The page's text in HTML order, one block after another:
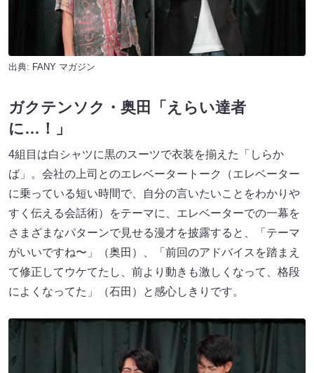
出典: FANY マガジン
ガクテンソク・奥田「えらい達者
に…！」
4組目は白シャツに黒のスーツで衣装を揃えた「しらか
ば」。会社の上司とのエレベータートーク（エレベーター
に乗っている短い時間で、自分の言いたいことをわかりや
すく伝える会話術）をテーマに、エレベーターでの一幕を
さまざまなパターンで見せる漫才を披露すると、「テーマ
がいいですね〜」（奥田）、「前回のアドバイスを踏まえ
て修正してウケてたし、前より動きも激しくなって、格段
によくなってた」（石田）と感心しきりです。